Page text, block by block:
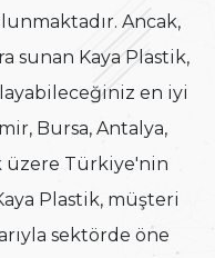
Ancak,
sunan Kaya Plastik,
en iyi
Bursa, Antalya,
üzere Türkiye'nin
Plastik, müşteri
sektörde öne